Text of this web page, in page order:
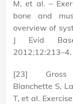
M, et al. –
bone and
overview of
J Evid
2012;12:213–4.
[23] Gross
Blanchette S,
T, et al.